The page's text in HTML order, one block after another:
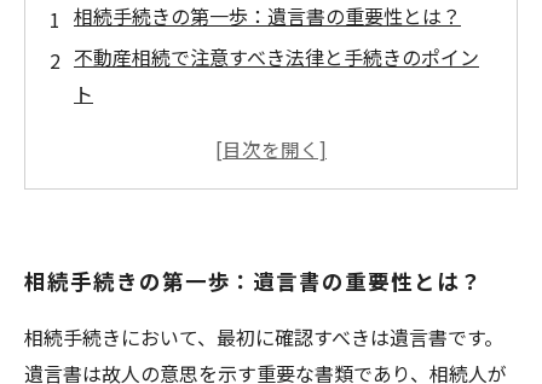
相続手続きの第一歩：遺言書の重要性とは？
不動産相続で注意すべき法律と手続きのポイン
ト
適切なタイミングでの不動産売却が成功のカギ
の情報
相続手続きを終えた後の不動産管理と今後の展
望
相続手続きの第一歩：遺言書の重要性とは？
相続手続きにおいて、最初に確認すべきは遺言書です。
遺言書は故人の意思を示す重要な書類であり、相続人が